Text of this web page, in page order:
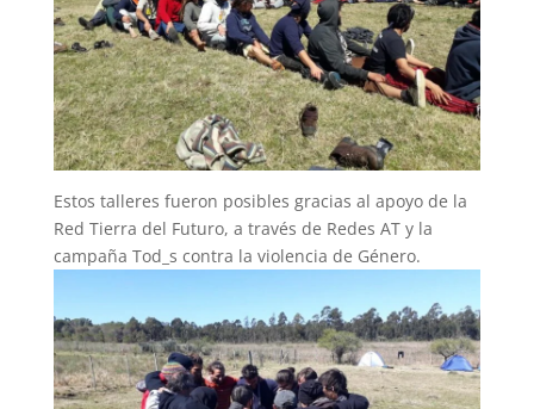
Estos talleres fueron posibles gracias al apoyo de la
Red Tierra del Futuro, a través de Redes AT y la
campaña Tod_s contra la violencia de Género.